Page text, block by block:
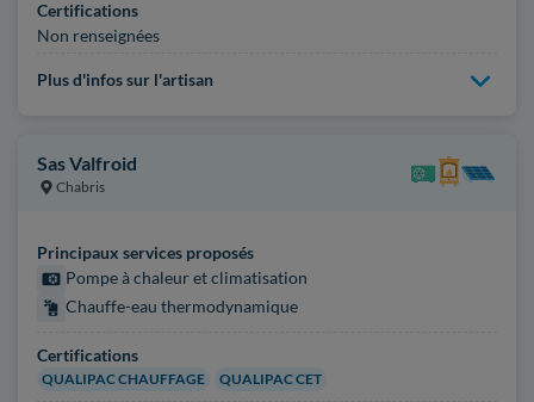
Certifications
Non renseignées
Plus d'infos sur l'artisan
Sas Valfroid
Chabris
Principaux services proposés
Pompe à chaleur et climatisation
Chauffe-eau thermodynamique
Certifications
QUALIPAC CHAUFFAGE QUALIPAC CET